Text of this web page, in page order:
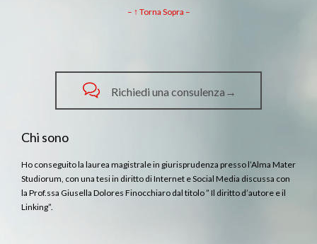
– ↑ Torna Sopra –
 Richiedi una consulenza→
Chi sono
Ho conseguito la laurea magistrale in giurisprudenza presso l’Alma Mater
Studiorum, con una tesi in diritto di Internet e Social Media discussa con
la Prof.ssa Giusella Dolores Finocchiaro dal titolo ” Il diritto d’autore e il
Linking”.